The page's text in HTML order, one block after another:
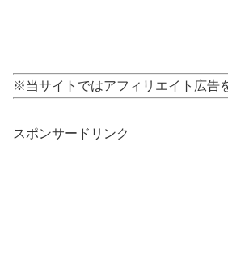
※当サイトではアフィリエイト広告
スポンサードリンク